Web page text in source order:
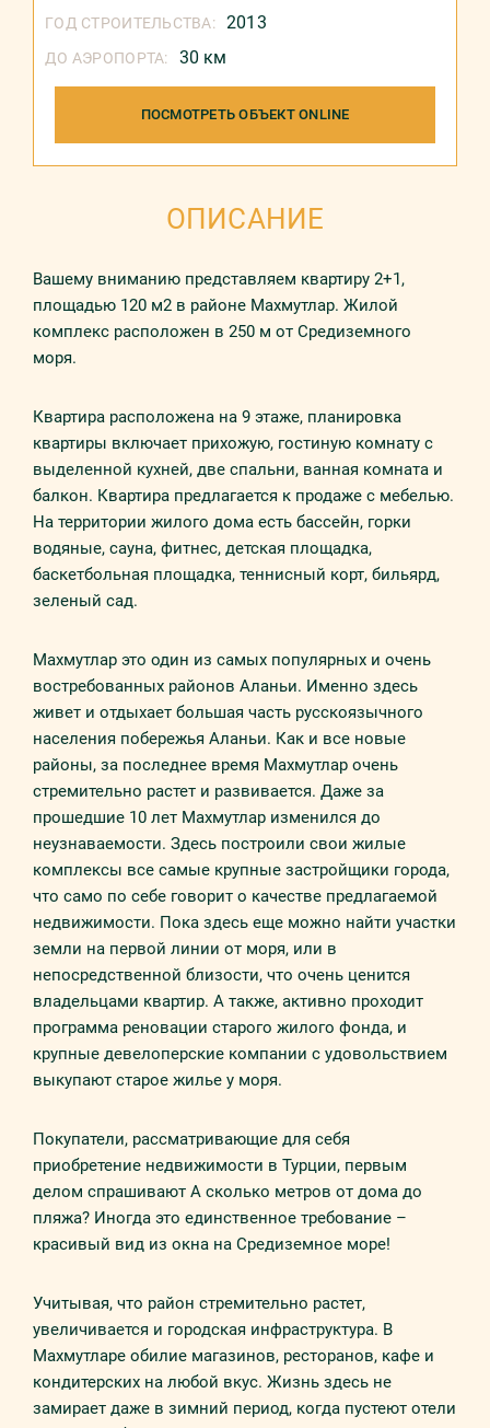
ГОД СТРОИТЕЛЬСТВА: 2013
ДО АЭРОПОРТА: 30 км
ПОСМОТРЕТЬ ОБЪЕКТ ONLINE
ОПИСАНИЕ
Вашему вниманию представляем квартиру 2+1,
площадью 120 м2 в районе Махмутлар. Жилой
комплекс расположен в 250 м от Средиземного
моря.
Квартира расположена на 9 этаже, планировка
квартиры включает прихожую, гостиную комнату с
выделенной кухней, две спальни, ванная комната и
балкон. Квартира предлагается к продаже с мебелью.
На территории жилого дома есть бассейн, горки
водяные, сауна, фитнес, детская площадка,
баскетбольная площадка, теннисный корт, бильярд,
зеленый сад.
Махмутлар это один из самых популярных и очень
востребованных районов Аланьи. Именно здесь
живет и отдыхает большая часть русскоязычного
населения побережья Аланьи. Как и все новые
районы, за последнее время Махмутлар очень
стремительно растет и развивается. Даже за
прошедшие 10 лет Махмутлар изменился до
неузнаваемости. Здесь построили свои жилые
комплексы все самые крупные застройщики города,
что само по себе говорит о качестве предлагаемой
недвижимости. Пока здесь еще можно найти участки
земли на первой линии от моря, или в
непосредственной близости, что очень ценится
владельцами квартир. А также, активно проходит
программа реновации старого жилого фонда, и
крупные девелоперские компании с удовольствием
выкупают старое жилье у моря.
Покупатели, рассматривающие для себя
приобретение недвижимости в Турции, первым
делом спрашивают А сколько метров от дома до
пляжа? Иногда это единственное требование –
красивый вид из окна на Средиземное море!
Учитывая, что район стремительно растет,
увеличивается и городская инфраструктура. В
Махмутларе обилие магазинов, ресторанов, кафе и
кондитерских на любой вкус. Жизнь здесь не
замирает даже в зимний период, когда пустеют отели